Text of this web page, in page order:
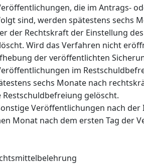
die im Antrags-
sind, werden spätestens sechs
der Rechtskraft der Einstellung
Wird das Verfahren nicht
der veröffentlichten
im
sechs Monate nach
Restschuldbefreiung gelöscht.
Veröffentlichungen nach
Monat nach dem ersten Tag der